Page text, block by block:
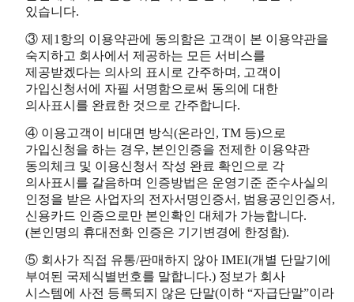
있습니다.
③ 제1항의 이용약관에 동의함은 고객이 본 이용약관을
숙지하고 회사에서 제공하는 모든 서비스를
제공받겠다는 의사의 표시로 간주하며, 고객이
가입신청서에 자필 서명함으로써 동의에 대한
의사표시를 완료한 것으로 간주합니다.
④ 이용고객이 비대면 방식(온라인, TM 등)으로
가입신청을 하는 경우, 본인인증을 전제한 이용약관
동의체크 및 이용신청서 작성 완료 확인으로 각
의사표시를 갈음하며 인증방법은 운영기준 준수사실의
인정을 받은 사업자의 전자서명인증서, 범용공인인증서,
신용카드 인증으로만 본인확인 대체가 가능합니다.
(본인명의 휴대전화 인증은 기기변경에 한정함).
⑤ 회사가 직접 유통/판매하지 않아 IMEI(개별 단말기에
부여된 국제식별번호를 말합니다.) 정보가 회사
시스템에 사전 등록되지 않은 단말(이하 “자급단말”이라